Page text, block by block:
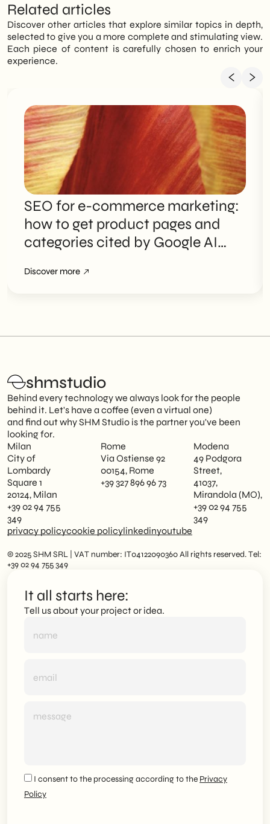
Related articles
Discover other articles that explore similar topics in depth,
selected to give you a more complete and stimulating view.
Each piece of content is carefully chosen to enrich your
experience.
SEO for e-commerce marketing:
how to get product pages and
categories cited by Google AI
Discover more
shmstudio
Behind every technology we always look for the people
behind it. Let's have a coffee (even a virtual one)
and find out why SHM Studio is the partner you've been
looking for.
Milan
City of
Lombardy
Square 1
20124, Milan
+39 02 94 755
349
Rome
Via Ostiense 92
00154, Rome
+39 327 896 96 73
Modena
49 Podgora
Street,
41037,
Mirandola (MO),
+39 02 94 755
349
privacy policycookie policylinkedinyoutube
© 2025 SHM SRL | VAT number: IT04122090360 All rights reserved. Tel:
+39 02 94 755 349
It all starts here:
Tell us about your project or idea.
I consent to the processing according to the Privacy
Policy